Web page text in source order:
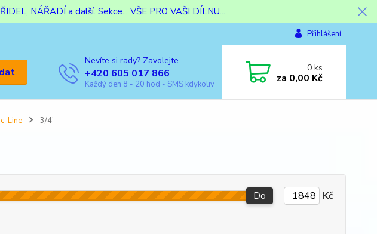
NÁŘADÍ a další. Sekce... VŠE PRO VAŠI DÍLNU...
Přihlášení
Nevíte si rady? Zavolejte.
+420 605 017 866
Každý den 8 - 20 hod - SMS kdykoliv
0ks
za 0,00 Kč
Line 3/4"
Do Kč